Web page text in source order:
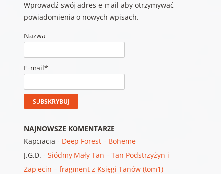
Wprowadź swój adres e-mail aby otrzymywać
powiadomienia o nowych wpisach.
Nazwa
E-mail*
NAJNOWSZE KOMENTARZE
Kapciacia - Deep Forest – Bohème
J.G.D. - Siódmy Mały Tan – Tan Podstrzyżyn i
Zaplecin – fragment z Księgi Tanów (tom1)